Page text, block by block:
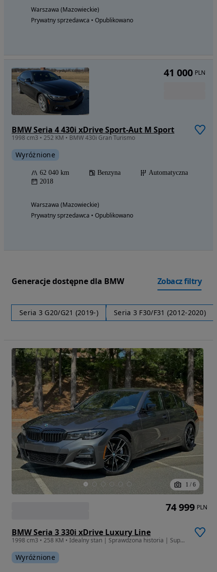
Warszawa (Mazowieckie)
Prywatny sprzedawca • Opublikowano
BMW Seria 4 430i xDrive Sport-Aut M Sport
1998 cm3 • 252 KM • BMW 430i Gran Turismo
Wyróżnione
62 040 km Benzyna
Automatyczna
2018
Warszawa (Mazowieckie)
Prywatny sprzedawca • Opublikowano
41 000 PLN
Generacje dostępne dla BMW Zobacz filtry
Seria 3 G20/G21 (2019-) Seria 3 F30/F31 (2012-2020)
1 / 6
BMW Seria 3 330i xDrive Luxury Line
1998 cm3 • 258 KM • Idealny stan | Sprawdzona historia | Super wyposażenie
Wyróżnione
74 999 PLN